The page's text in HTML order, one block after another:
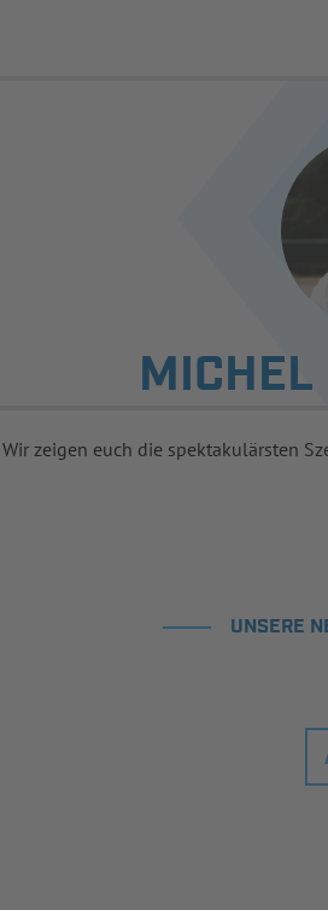
Wir zeigen euch die spektakulärsten
UNSERE